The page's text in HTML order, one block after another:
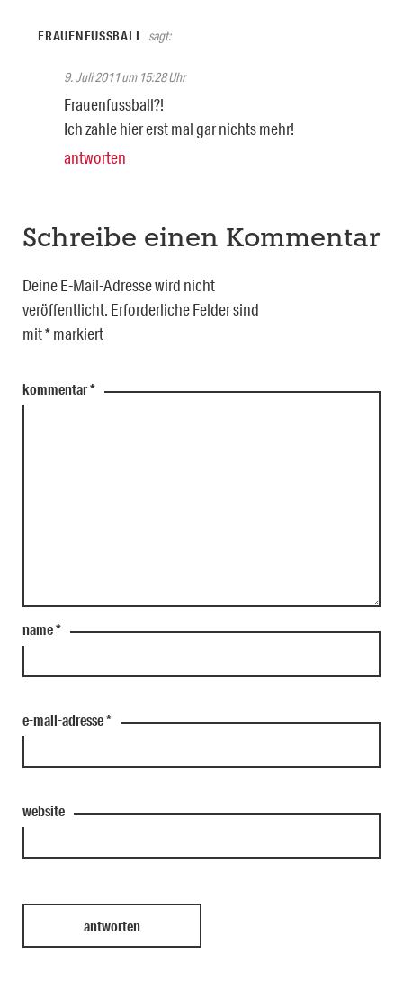
FRAUENFUSSBALL sagt:
9. Juli 2011 um 15:28 Uhr
Frauenfussball?!
Ich zahle hier erst mal gar nichts mehr!
antworten
Schreibe einen Kommentar
Deine E-Mail-Adresse wird nicht
veröffentlicht. Erforderliche Felder sind
mit*markiert
kommentar*
name*
e-mail-adresse*
website